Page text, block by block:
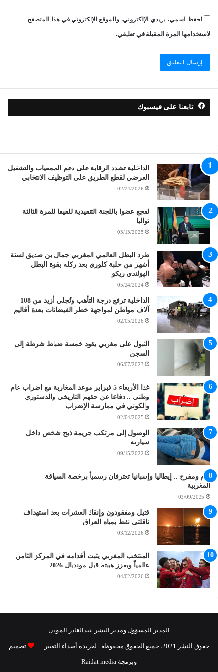
احفظ اسمي، بريدي الإلكتروني، والموقع الإلكتروني في هذا المتصفح
لاستخدامها المرة المقبلة في تعليقي.
تابعنا على فيسبوك
الداخلية تشدد الرقابة على دعم الجمعيات والتشغيل
العرضي لقطع الطريق على التوظيف الانتخابي
02/24/2026
لقجع عضوا باللجنة التنفيذية للفيفا للمرة الثالثة
تواليا
03/13/2025
طرد البطل العالمي المغربي جمال بن صديق لستة
أشهر من حلبة كلوري بعد ركله بقوة البطل
الهولندي ريكو
05/24/2024
الداخلية ترفع درجة التأهب وتُجلي أزيد من 108
آلاف مواطن لمواجهة خطر الفيضانات بعدة أقاليم
02/05/2026
التبول على مغربي يقود خمسة ضباط شرطة إلى
السجن
06/07/2023
غدا الأربعاء 5 فبراير موعد المغاربة مع اضراب عام
وطني .. دفاعا عن حقهم التاريخي والدستوري
والكوني في ممارسة الإضراب
02/04/2025
الوصول إلى مرتكب جريمة ذبح شخص داخل
سيارته
09/15/2022
هام ومفرح .. إيطاليا وإسبانيا تعترفان رسمياً برخصة السياقة
المغربية
02/09/2025
قتيل ومفقودون وإنقاذ العشرات بعد استهداف
ناقلتي نفط بمياه العراق
03/12/2026
المنتخب المغربي يثبت أقدامه في المركز الثامن
عالمياً ويعزز هيبته قبل مونديال 2026
04/02/2026
المدير المسؤول ومدير النشر عبدالقادر المودن
حقوق النشر 2021، جميع الحقوق محفوظة | لجريدة أصداء التغيير | تصميم
وبرمجة Raidat media